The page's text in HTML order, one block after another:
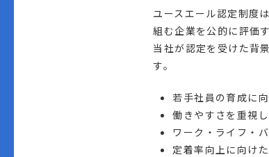
ユースエール認定制度
組む企業を公的に評価
当社が認定を受けた背
す。
若手社員の育成に
働きやすさを重視
ワーク・ライフ・
定着率向上に向け